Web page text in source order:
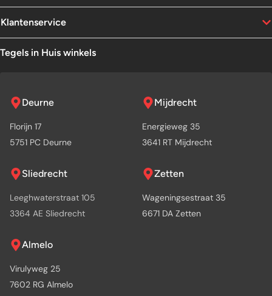
Klantenservice
Tegels in Huis winkels
Deurne
Florijn 17
5751 PC Deurne
Mijdrecht
Energieweg 35
3641 RT Mijdrecht
Sliedrecht
Leeghwaterstraat 105
3364 AE Sliedrecht
Zetten
Wageningsestraat 35
6671 DA Zetten
Almelo
Virulyweg 25
7602 RG Almelo